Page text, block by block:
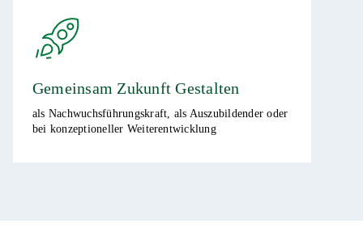
Gemeinsam Zukunft Gestalten ​
als Nachwuchsführungskraft, als Auszubildender oder
bei konzeptioneller Weiterentwicklung​